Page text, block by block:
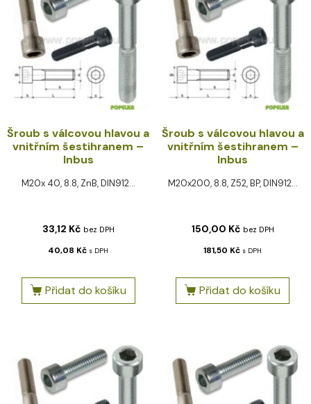
Šroub s válcovou hlavou a
vnitřním šestihranem –
Inbus
M20x 40, 8.8, ZnB, DIN912...
33,12 Kč bez DPH
40,08 Kč s DPH
Přidat do košíku
Šroub s válcovou hlavou a
vnitřním šestihranem –
Inbus
M20x200, 8.8, Z52, BP, DIN912...
150,00 Kč bez DPH
181,50 Kč s DPH
Přidat do košíku